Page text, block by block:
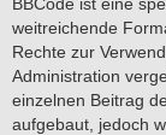
BBCode ist eine
weitreichende
Rechte zur
Administration
einzelnen Beitrag
aufgebaut, jedoch